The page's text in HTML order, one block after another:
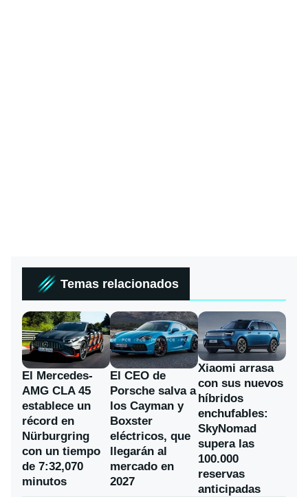
Temas relacionados
El Mercedes-
AMG CLA 45
establece un
récord en
Nürburgring
con un tiempo
de 7:32,070
minutos
El CEO de
Porsche salva a
los Cayman y
Boxster
eléctricos, que
llegarán al
mercado en
2027
Xiaomi arrasa
con sus nuevos
híbridos
enchufables:
SkyNomad
supera las
100.000
reservas
anticipadas